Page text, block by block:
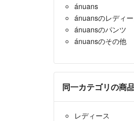
ánuans
ánuansのレディ
ánuansのパンツ
ánuansのその他
同一カテゴリの商
レディース